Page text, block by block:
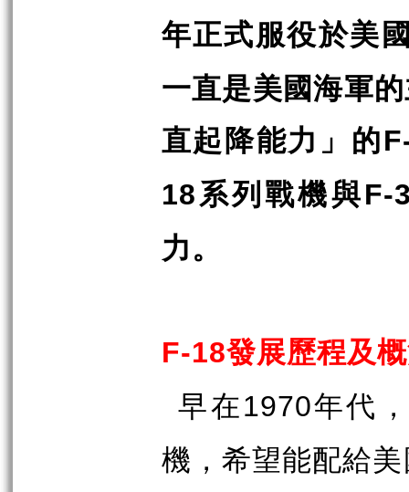
年正式服役於美
一直是美國海軍
直起降能力」的
18系列戰機與F-
力。
F-18發展歷程及
早在1970年代
機，希望能配給